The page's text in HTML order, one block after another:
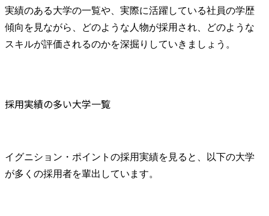
実績のある大学の一覧や、実際に活躍している社員の学歴
傾向を見ながら、どのような人物が採用され、どのような
スキルが評価されるのかを深掘りしていきましょう。
採用実績の多い大学一覧
イグニション・ポイントの採用実績を見ると、以下の大学
が多くの採用者を輩出しています。